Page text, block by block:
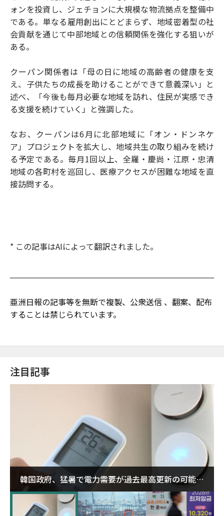
ォンを投資し、ジェチョンに大規模な物流拠点を整備中
である。単なる雇用創出にとどまらず、地域密着型の社
会貢献を通じて中部地域との信頼関係を強化する狙いが
ある。
クーパン関係者は「母の日に地域の高齢者の健康を支
え、子供たちの成長を助けることができて意義深い」と
述べ、「今後も毎月必要な地域を訪れ、住民が実感でき
る支援を続けていく」と強調した。
なお、クーパンは6月に北部地域に「オン・ドンネケ
ア」プロジェクトを拡大し、地域共生の取り組みを続け
る予定である。毎月1回以上、全羅・慶尚・江原・忠清
地域の各町村を巡回し、医療アクセスが困難な地域を直
接訪問する。
* この記事はAIによって翻訳されました。
亜洲日報の記事等を無断で複製、公衆送信 、翻案、配布
することは禁じられています。
注目記事
韓国政府、猛暑で電力需要が過去最高更新の可能性
に需給対応体制を点検